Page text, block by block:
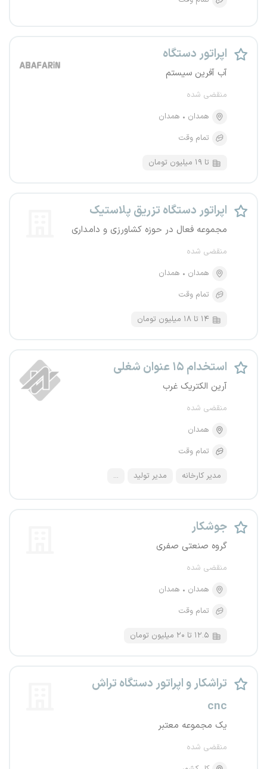
اپراتور دستگاه
آب آفرین سیستم
منقضی شده
همدان
همدان
تمام وقت
تا ۱۹ میلیون تومان
اپراتور دستگاه تزریق پلاستیک
مجموعه فعال در حوزه کشاورزی و دامداری
منقضی شده
همدان
همدان
تمام وقت
۱۴ تا ۱۸ میلیون تومان
استخدام ۱۵ عنوان شغلی
آرین الکتریک غرب
منقضی شده
همدان
تمام وقت
مدیر کارخانه مدیر تولید ...
جوشکار
گروه صنعتی صفری
منقضی شده
همدان
همدان
تمام وقت
۱۲.۵ تا ۲۰ میلیون تومان
تراشکار و اپراتور دستگاه تراش
cnc
یک مجموعه معتبر
منقضی شده